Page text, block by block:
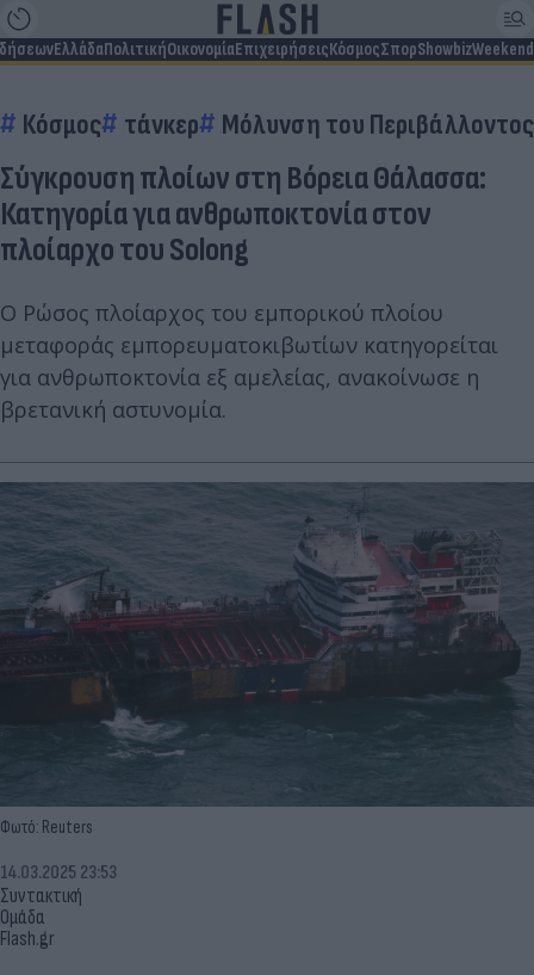
ΕλλάδαΠολιτικήΟικονομίαΕπιχειρήσειςΚόσμοςΣπορShowbizWeekend
Κόσμος τάνκερ Μόλυνση του Περιβάλλοντος
Σύγκρουση πλοίων στη Βόρεια Θάλασσα:
Κατηγορία για ανθρωποκτονία στον
πλοίαρχο του Solong
Ο Ρώσος πλοίαρχος του εμπορικού πλοίου
μεταφοράς εμπορευματοκιβωτίων κατηγορείται
για ανθρωποκτονία εξ αμελείας, ανακοίνωσε η
βρετανική αστυνομία.
Φωτό: Reuters
Συντακτική
Ομάδα
Flash.gr
14.03.2025 23:53